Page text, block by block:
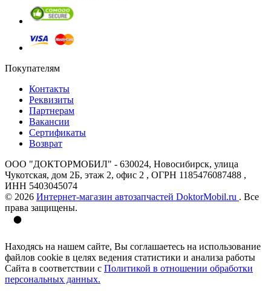
Покупателям
Контакты
Реквизиты
Партнерам
Вакансии
Сертификаты
Возврат
ООО "ДОКТОРМОБИЛ" - 630024, Новосибирск, улица
Чукотская, дом 2Б, этаж 2, офис 2 , ОГРН 1185476087488 ,
ИНН 5403045074
© 2026 Интернет-магазин автозапчастей DoktorMobil.ru . Все
права защищены.
Находясь на нашем сайте, Вы соглашаетесь на использование
файлов cookie в целях ведения статистики и анализа работы
Сайта в соответствии с Политикой в отношении обработки
персональных данных.